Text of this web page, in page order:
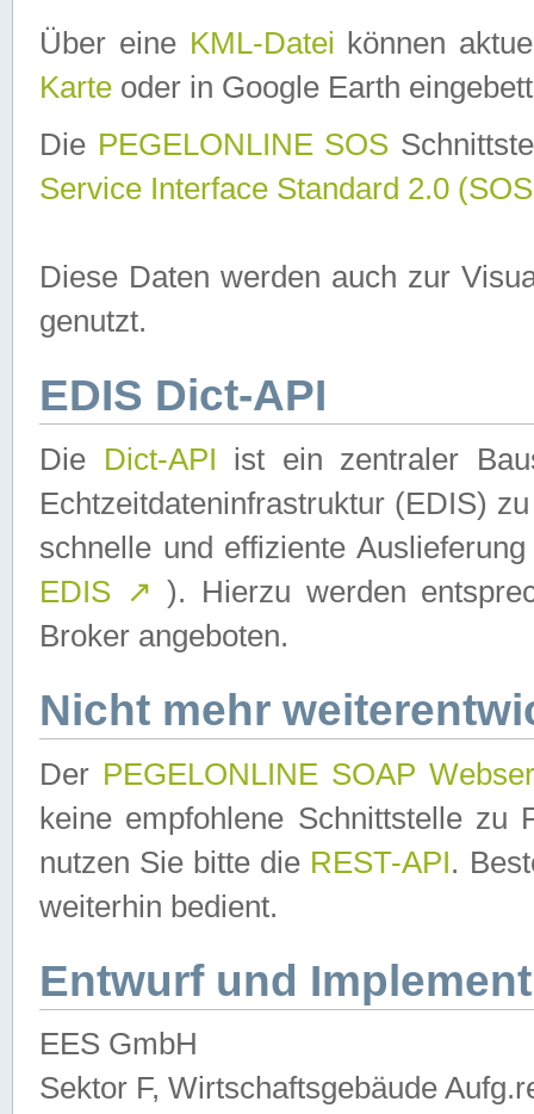
Über eine KML-Datei können
Karte oder in Google Earth
Die PEGELONLINE SOS
Service Interface Standard 2.0
Diese Daten werden auch zur
genutzt.
EDIS Dict-API
Die Dict-API ist ein zentraler
Echtzeitdateninfrastruktur (EDIS)
schnelle und effiziente
EDIS ↗ ). Hierzu werden
Broker angeboten.
Nicht mehr
Der PEGELONLINE SOAP
keine empfohlene Schnittstelle zu
nutzen Sie bitte die REST-API.
weiterhin bedient.
Entwurf und
EES GmbH
Sektor F, Wirtschaftsgebäude